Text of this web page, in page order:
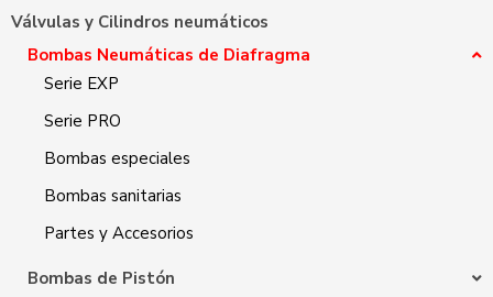
Válvulas y Cilindros neumáticos
Bombas Neumáticas de Diafragma
Serie EXP
Serie PRO
Bombas especiales
Bombas sanitarias
Partes y Accesorios
Bombas de Pistón